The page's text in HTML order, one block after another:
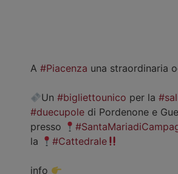
A #Piacenza una straordinaria
Un#bigliettounico per la
#duecupole di Pordenone e
presso
la
#Cattedrale
info